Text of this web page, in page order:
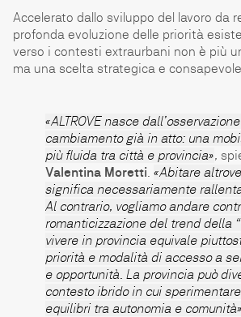
Accelerato dallo sviluppo del lavoro da
profonda evoluzione delle priorità
verso i contesti extraurbani non è più
ma una scelta strategica e
«ALTROVE nasce
cambiamento già in atto: una
più fluida tra città e provincia»,
Valentina Moretti. «Abitare
significa necessariamente
Al contrario, vogliamo andare
romanticizzazione del trend della
vivere in provincia equivale
priorità e modalità di accesso a
e opportunità. La provincia può
contesto ibrido in cui
equilibri tra autonomia e